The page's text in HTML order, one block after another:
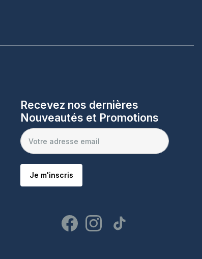
Recevez nos dernières
Nouveautés et Promotions
Je m'inscris